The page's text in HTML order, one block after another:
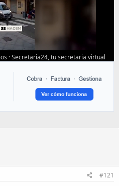
·Secretaria24, tu secretaria virtual
#121